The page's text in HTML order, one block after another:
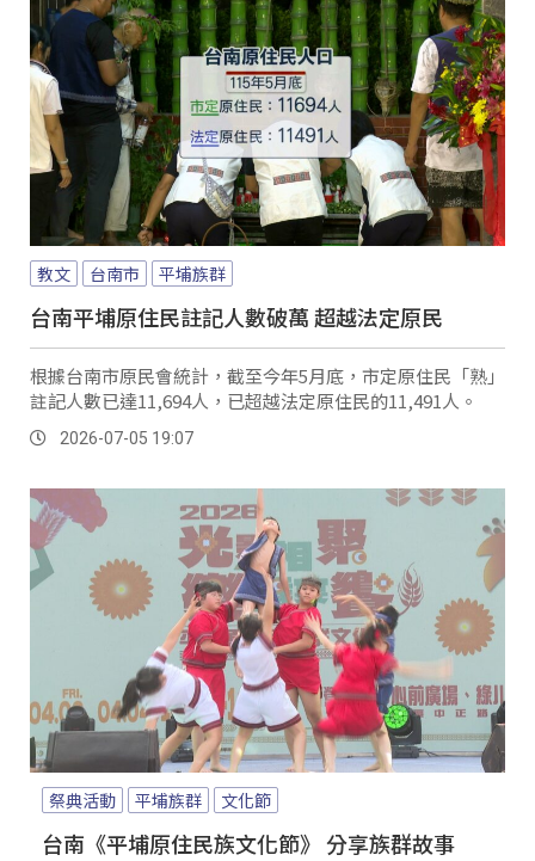
教文 台南市 平埔族群
台南平埔原住民註記人數破萬 超越法定原民
根據台南市原民會統計，截至今年5月底，市定原住民「熟」
註記人數已達11,694人，已超越法定原住民的11,491人。
2026-07-05 19:07
祭典活動 平埔族群 文化節
台南《平埔原住民族文化節》 分享族群故事